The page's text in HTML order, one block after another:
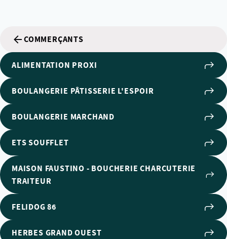
COMMERÇANTS
ALIMENTATION PROXI
BOULANGERIE PÂTISSERIE L'ESPOIR
BOULANGERIE MARCHAND
ETS SOUFFLET
MAISON FAUSTINO - BOUCHERIE CHARCUTERIE
TRAITEUR
FELIDOG 86
HERBES GRAND OUEST